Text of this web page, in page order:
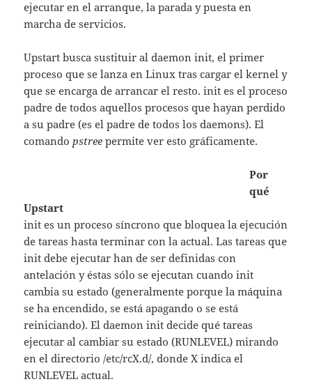
ejecutar en el arranque, la parada y puesta en
marcha de servicios.
Upstart busca sustituir al daemon init, el primer
proceso que se lanza en Linux tras cargar el kernel y
que se encarga de arrancar el resto. init es el proceso
padre de todos aquellos procesos que hayan perdido
a su padre (es el padre de todos los daemons). El
comandopstree permite ver esto gráficamente.
Por
qué
Upstart
init es un proceso síncrono que bloquea la ejecución
de tareas hasta terminar con la actual. Las tareas que
init debe ejecutar han de ser definidas con
antelación y éstas sólo se ejecutan cuando init
cambia su estado (generalmente porque la máquina
se ha encendido, se está apagando o se está
reiniciando). El daemon init decide qué tareas
ejecutar al cambiar su estado (RUNLEVEL) mirando
en el directorio /etc/rcX.d/, donde X indica el
RUNLEVEL actual.